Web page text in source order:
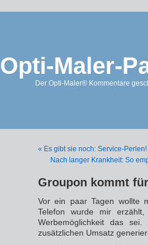
Opti-Maler-
Der Opti-Maler® Kommentare
« Es gibt sie noch: Service-
Nach langer Krankheit: So
Groupon kommt
Vor ein paar Tagen wollte
Telefon wurde mir
Werbemöglichkeit das
zusätzlichen Umsatz